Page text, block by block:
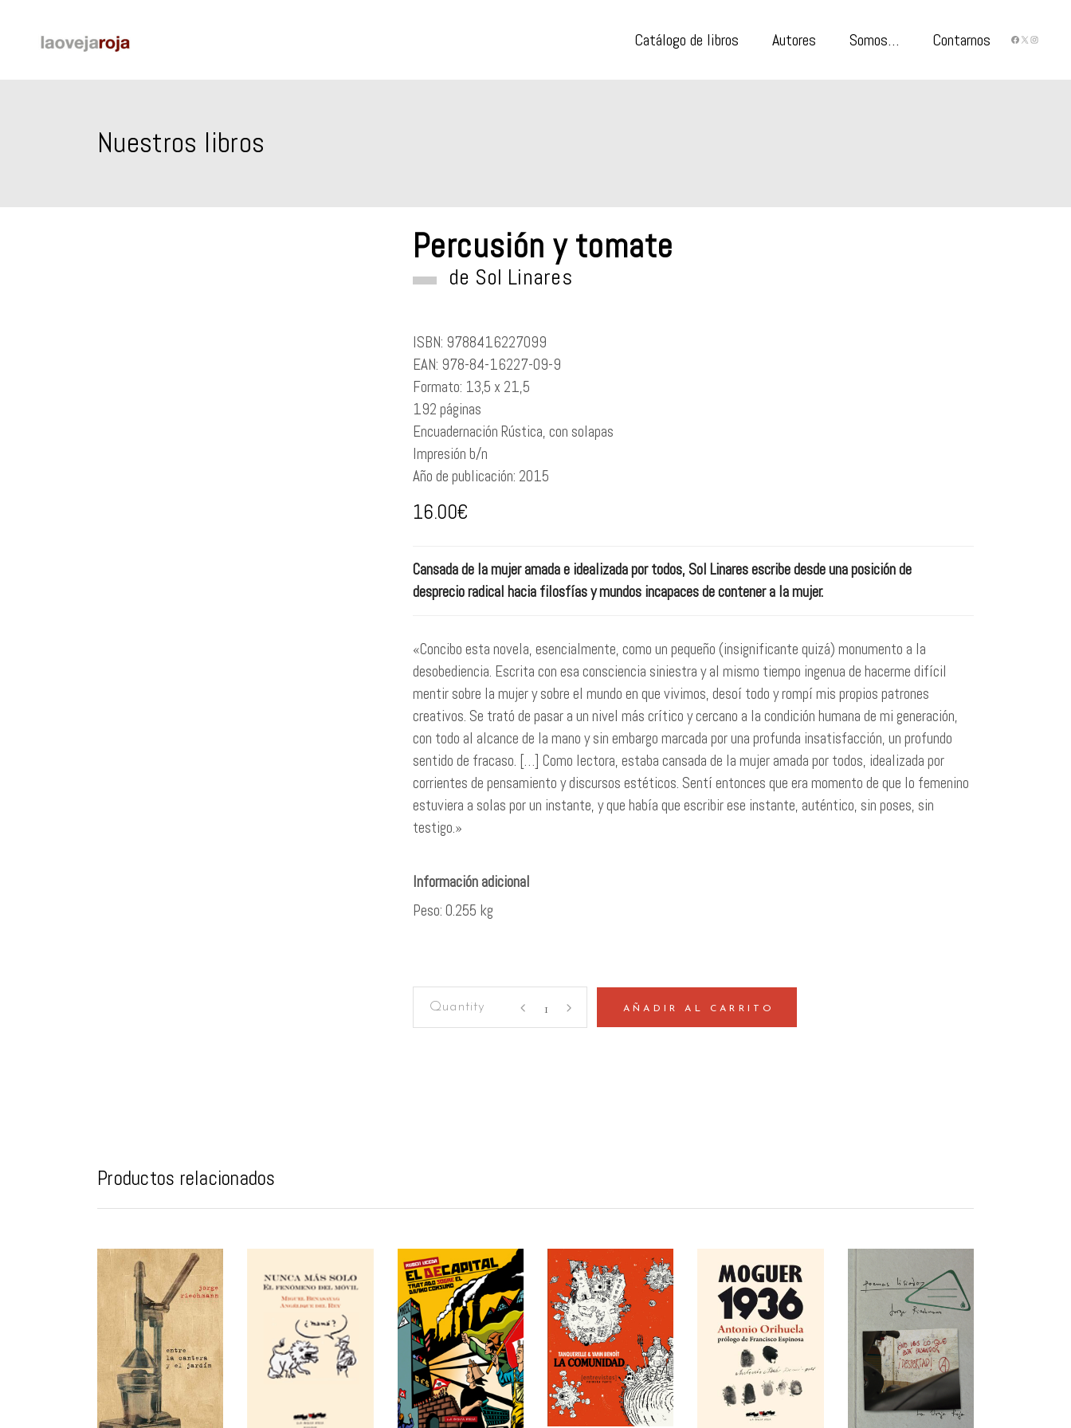
Catálogo de libros Autores Somos… Contarnos X
Nuestros libros
Percusión y tomate
de Sol Linares
ISBN: 9788416227099
EAN: 978-84-16227-09-9
Formato: 13,5 x 21,5
192 páginas
Encuadernación Rústica, con solapas
Impresión b/n
Año de publicación: 2015
16.00€
Cansada de la mujer amada e idealizada por todos, Sol Linares escribe desde una posición de
desprecio radical hacia filosfías y mundos incapaces de contener a la mujer.
«Concibo esta novela, esencialmente, como un pequeño (insignificante quizá) monumento a la
desobediencia. Escrita con esa consciencia siniestra y al mismo tiempo ingenua de hacerme difícil
mentir sobre la mujer y sobre el mundo en que vivimos, desoí todo y rompí mis propios patrones
creativos. Se trató de pasar a un nivel más crítico y cercano a la condición humana de mi generación,
con todo al alcance de la mano y sin embargo marcada por una profunda insatisfacción, un profundo
sentido de fracaso. […] Como lectora, estaba cansada de la mujer amada por todos, idealizada por
corrientes de pensamiento y discursos estéticos. Sentí entonces que era momento de que lo femenino
estuviera a solas por un instante, y que había que escribir ese instante, auténtico, sin poses, sin
testigo.»
Peso 0.255 kg
AÑADIR AL CARRITO
Productos relacionados
AÑADIR AL
CARRITO
AÑADIR AL
CARRITO
AÑADIR AL
CARRITO
AÑADIR AL
CARRITO
AÑADIR AL
CARRITO
AÑADIR AL
CARRITO